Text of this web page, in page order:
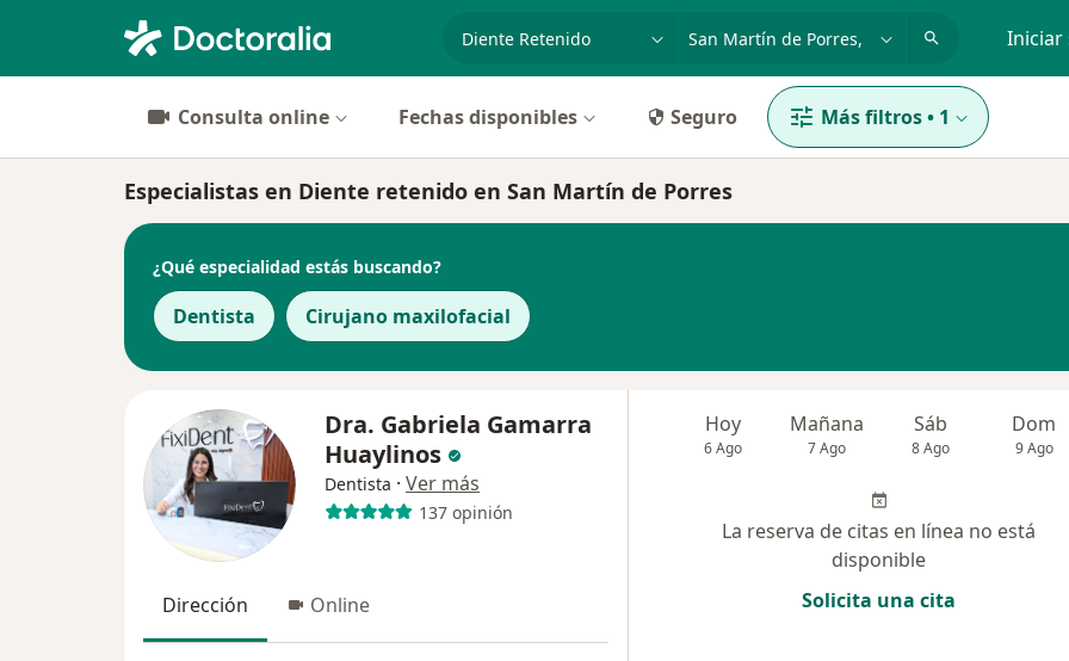
especialidad, enfermedad o nombre
p. ej. Lima Iniciar
Consulta online Fechas disponibles Seguro Más filtros• 1
Especialistas en Diente retenido en San Martín de Porres
¿Qué especialidad estás buscando?
Dentista Cirujano maxilofacial
Dra. Gabriela Gamarra
Huaylinos
Dentista · Ver más
137 opinión
Dirección Online
Hoy
6 Ago
Mañana
7 Ago
Sáb
8 Ago
Dom
9 Ago
La reserva de citas en línea no está
disponible
Solicita una cita